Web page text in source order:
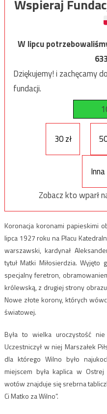
Wspieraj
W lipcu
Dziękujemy! i zachęcamy
fundacji.
30 zł
Zobacz kto wparł
Koronacja koronami papieskimi
lipca 1927 roku na Placu
warszawski, kardynał
tytuł Matki Miłosierdzia.
specjalny feretron,
królewską, z drugiej strony
Nowe złote korony, których
światowej.
Była to wielka uroczystość
Uczestniczył w niej Marszałek
dla którego Wilno było
miejscem była kaplica w
wotów znajduje się srebrna
Ci Matko za Wilno”.